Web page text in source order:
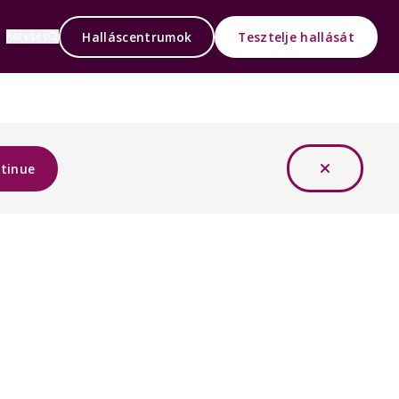
Halláscentrumok Tesztelje hallását